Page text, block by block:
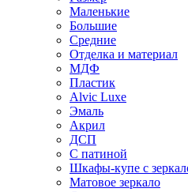
Маленькие
Большие
Средние
Отделка и материал
МДФ
Пластик
Alvic Luxe
Эмаль
Акрил
ДСП
С патиной
Шкафы-купе с
Матовое зеркало